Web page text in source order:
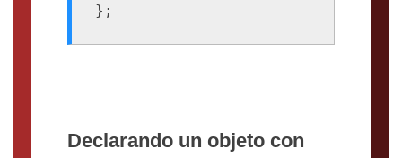
};
Declarando un objeto con